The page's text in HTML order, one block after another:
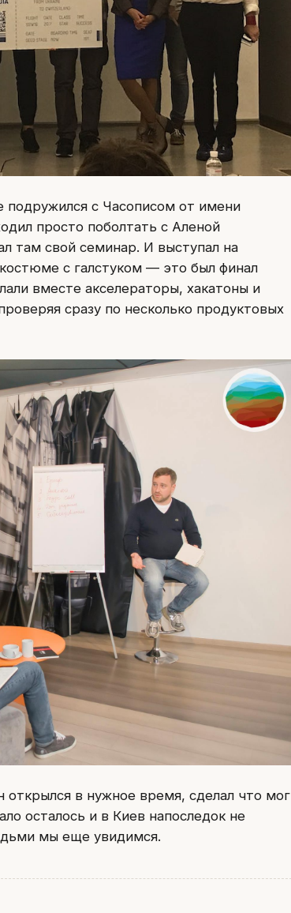
подружился с Часописом от имени
просто поболтать с Аленой
там свой семинар. И выступал на
с галстуком — это был финал
вместе акселераторы, хакатоны и
сразу по несколько продуктовых
в нужное время, сделал что мог
осталось и в Киев напоследок не
мы еще увидимся.